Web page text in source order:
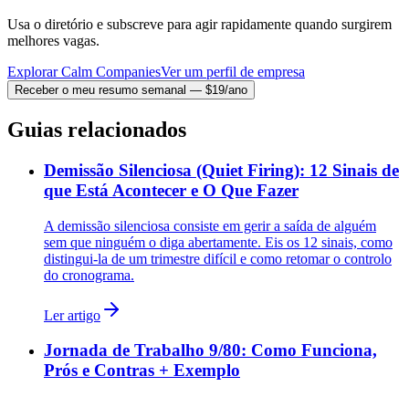
Usa o diretório e subscreve para agir rapidamente quando surgirem
melhores vagas.
Explorar Calm CompaniesVer um perfil de empresa
Receber o meu resumo semanal — $19/ano
Guias relacionados
Demissão Silenciosa (Quiet Firing): 12 Sinais de
que Está Acontecer e O Que Fazer
A demissão silenciosa consiste em gerir a saída de alguém
sem que ninguém o diga abertamente. Eis os 12 sinais, como
distingui-la de um trimestre difícil e como retomar o controlo
do cronograma.
Ler artigo
Jornada de Trabalho 9/80: Como Funciona,
Prós e Contras + Exemplo